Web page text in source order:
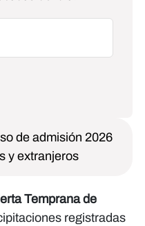
de admisión 2026
y extranjeros
Temprana de
registradas